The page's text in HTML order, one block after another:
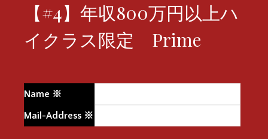
【#4】年収800万円以上ハ
イクラス限定 Prime
Name ※
Mail-Address ※